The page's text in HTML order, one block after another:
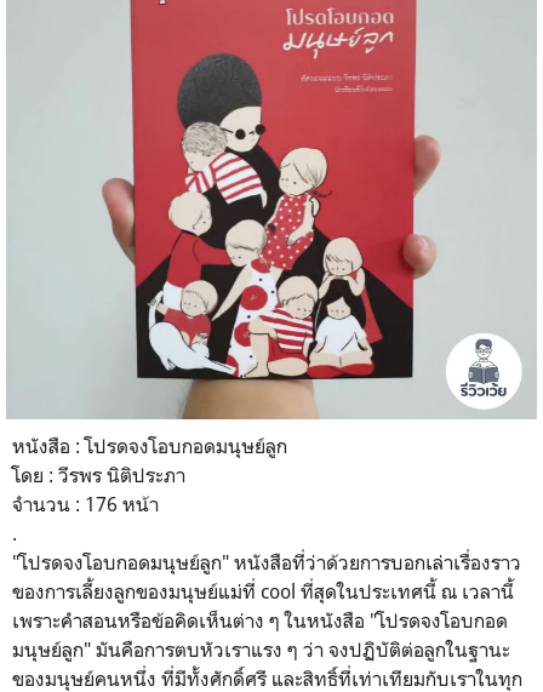
หนังสือ : โปรดจงโอบกอดมนุษย์ลูก
โดย : วีรพร นิติประภา
จำนวน : 176 หน้า
.
"โปรดจงโอบกอดมนุษย์ลูก" หนังสือที่ว่าด้วยการบอกเล่าเรื่องราว
ของการเลี้ยงลูกของมนุษย์แม่ที่ cool ที่สุดในประเทศนี้ ณ เวลานี้
เพราะคำสอนหรือข้อคิดเห็นต่าง ๆ ในหนังสือ "โปรดจงโอบกอด
มนุษย์ลูก" มันคือการตบหัวเราแรง ๆ ว่า จงปฏิบัติต่อลูกในฐานะ
ของมนุษย์คนหนึ่ง ที่มีทั้งศักดิ์ศรี และสิทธิ์ที่เท่าเทียมกับเราในทุก